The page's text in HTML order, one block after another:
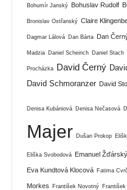
Bohumír Janský Bohuslav Rudolf
Bronislav Ostřanský Claire
Dagmar Lálová Dan Bárta Dan
Madzia Daniel Scheirich Daniel Stach
Procházka David Černý
David Schmoranzer David
Denisa Kubániová Denisa Nečasová
Majer Dušan Prokop
Eliška Svobodová Emanuel Žďárský
Eva Kundtová Klocová Fatima
Morkes František Novotný František